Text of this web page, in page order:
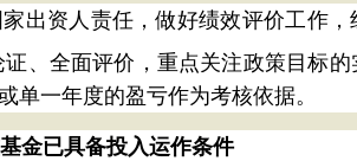
出资人责任，做好绩效评价工作
、全面评价，重点关注政策目标的
单一年度的盈亏作为考核依据。
金已具备投入运作条件